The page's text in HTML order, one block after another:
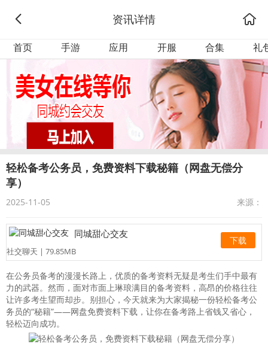
资讯详情
首页 手游 应用 开服 合集 礼
轻松备考公务员，免费资料下载秘籍（网盘无偿分
享）
2025-11-05 来源：
下载
同城甜心交友
社交聊天 | 79.85MB
在公务员备考的漫漫长路上，优质的备考资料无疑是考生们手中最有
力的武器。然而，面对市面上琳琅满目的备考资料，高昂的价格往往
让许多考生望而却步。别担心，今天就来为大家揭秘一份轻松备考公
务员的“秘籍”——网盘免费资料下载，让你在备考路上省钱又省心，
轻松迈向成功。